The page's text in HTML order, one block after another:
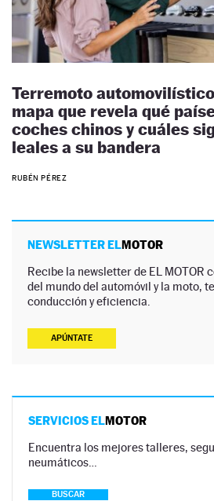
Terremoto
mapa que revela qué
coches chinos y cuáles
leales a su bandera
RUBÉN PÉREZ
NEWSLETTER ELMOTOR
Recibe la newsletter de EL MOTOR
del mundo del automóvil y la moto,
conducción y eficiencia.
APÚNTATE
SERVICIOS ELMOTOR
Encuentra los mejores talleres,
neumáticos…
BUSCAR